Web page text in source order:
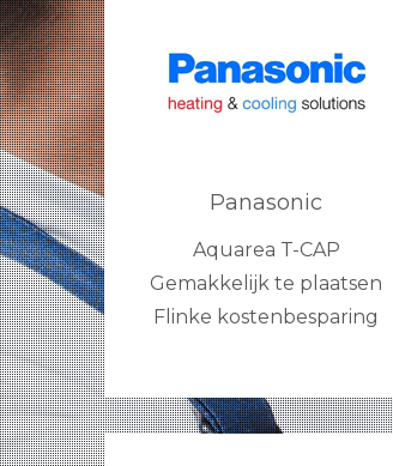
Panasonic
Aquarea T-CAP
Gemakkelijk te plaatsen
Flinke kostenbesparing